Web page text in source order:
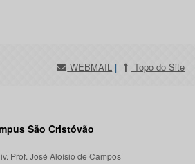
WEBMAIL | Topo do Site
São Cristóvão
Prof. José Aloísio de Campos